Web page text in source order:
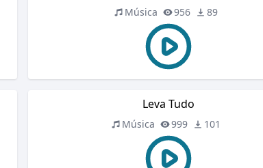
Música 956 89
Leva Tudo
Música 999 101